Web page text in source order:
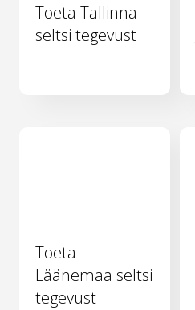
Toeta Tallinna
seltsi tegevust
Toeta
Läänemaa seltsi
tegevust